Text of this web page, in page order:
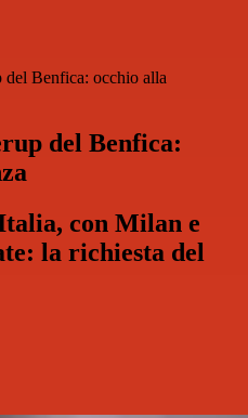
Benfica: occhio alla
del Benfica:
con Milan e
la richiesta del